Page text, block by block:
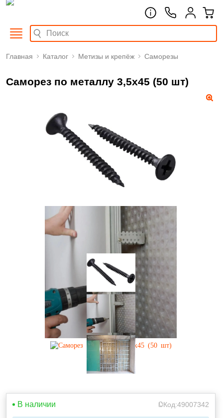
Главная Каталог Метизы и крепёж Саморезы
Саморез по металлу 3,5x45 (50 шт)
В наличии Код:49007342